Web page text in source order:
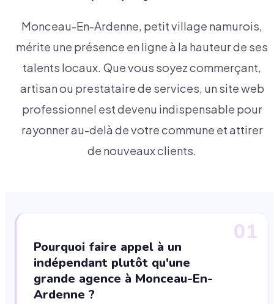
Monceau-En-Ardenne, petit village namurois,
mérite une présence en ligne à la hauteur de ses
talents locaux. Que vous soyez commerçant,
artisan ou prestataire de services, un site web
professionnel est devenu indispensable pour
rayonner au-delà de votre commune et attirer
de nouveaux clients.
01
Pourquoi faire appel à un
indépendant plutôt qu'une
grande agence à Monceau-En-
Ardenne ?